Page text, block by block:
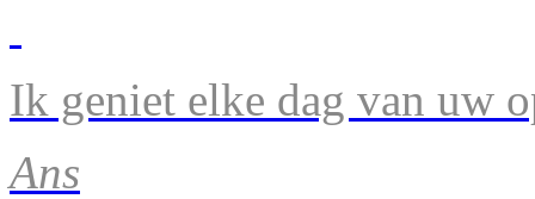
Ik geniet elke dag van uw
Ans